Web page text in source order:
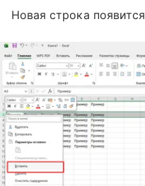
Новая строка